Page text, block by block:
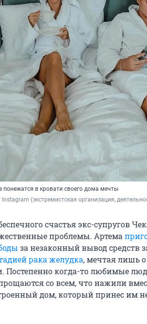
понежатся в кровати своего дома мечты
Instagram (экстремистская организация,
счастья экс-супругов
проблемы. Артема
за незаконный вывод средств
рака желудка, мечтая лишь
Постепенно когда-то любимые
со всем, что нажили
дом, который принес им